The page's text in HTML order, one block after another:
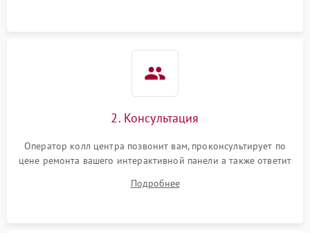
2. Консультация
Оператор колл центра позвонит вам, проконсультирует по
цене ремонта вашего интерактивной панели а также ответит
Подробнее